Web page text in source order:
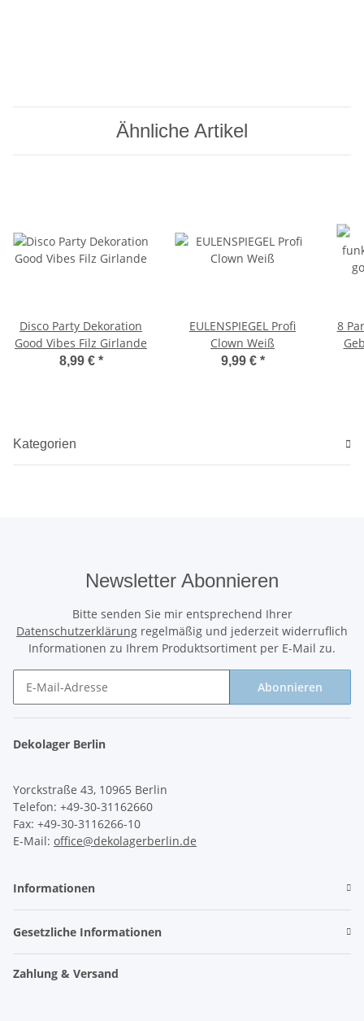
Ähnliche Artikel
Disco Party Dekoration
Good Vibes Filz Girlande
8,99 € *
EULENSPIEGEL Profi
Clown Weiß
9,99 € *
8
Kategorien
Newsletter Abonnieren
Bitte senden Sie mir entsprechend Ihrer
Datenschutzerklärung regelmäßig und jederzeit widerruflich
Informationen zu Ihrem Produktsortiment per E-Mail zu.
Abonnieren
Dekolager Berlin
Yorckstraße 43, 10965 Berlin
Telefon: +49-30-31162660
Fax: +49-30-3116266-10
E-Mail: office@dekolagerberlin.de
Informationen
Gesetzliche Informationen
Zahlung & Versand